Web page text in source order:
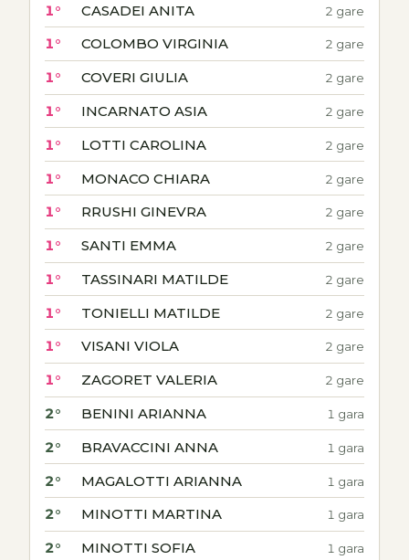
1° CASADEI ANITA 2 gare
1° COLOMBO VIRGINIA 2 gare
1° COVERI GIULIA 2 gare
1° INCARNATO ASIA 2 gare
1° LOTTI CAROLINA 2 gare
1° MONACO CHIARA 2 gare
1° RRUSHI GINEVRA 2 gare
1° SANTI EMMA 2 gare
1° TASSINARI MATILDE 2 gare
1° TONIELLI MATILDE 2 gare
1° VISANI VIOLA 2 gare
1° ZAGORET VALERIA 2 gare
2° BENINI ARIANNA 1 gara
2° BRAVACCINI ANNA 1 gara
2° MAGALOTTI ARIANNA 1 gara
2° MINOTTI MARTINA 1 gara
2° MINOTTI SOFIA 1 gara